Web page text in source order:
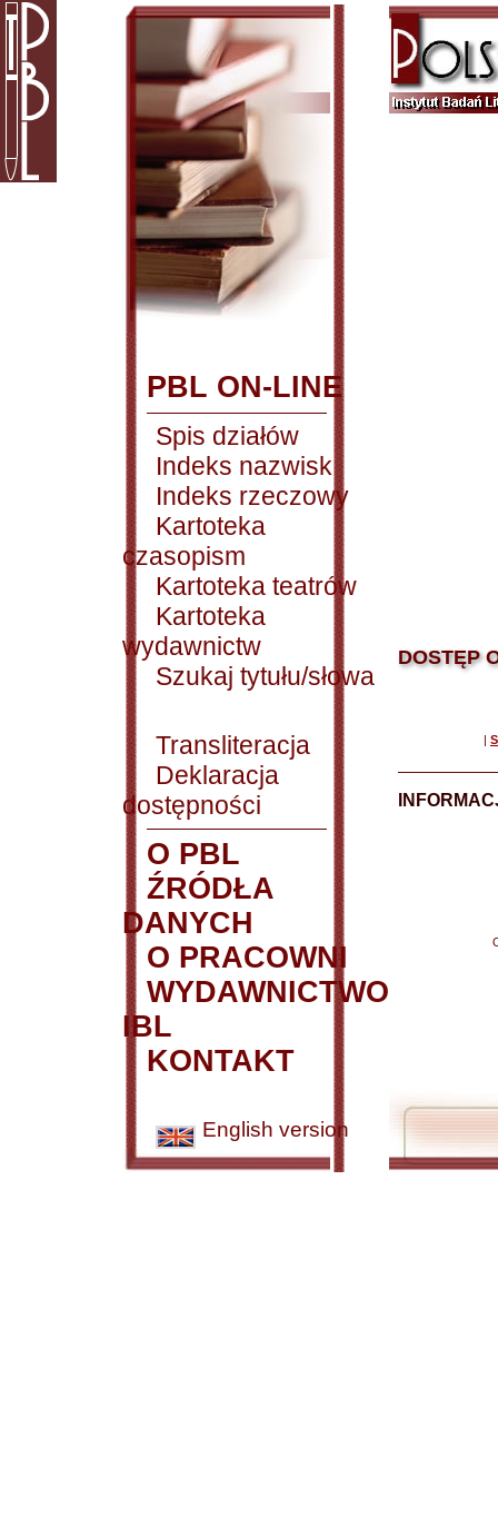
PBL ON-LINE
Spis działów
Indeks nazwisk
Indeks rzeczowy
Kartoteka
czasopism
Kartoteka teatrów
Kartoteka
wydawnictw
Szukaj tytułu/słowa
Transliteracja
Deklaracja
dostępności
O PBL
ŹRÓDŁA
DANYCH
O PRACOWNI
WYDAWNICTWO
IBL
KONTAKT
English version
DOSTĘP
|